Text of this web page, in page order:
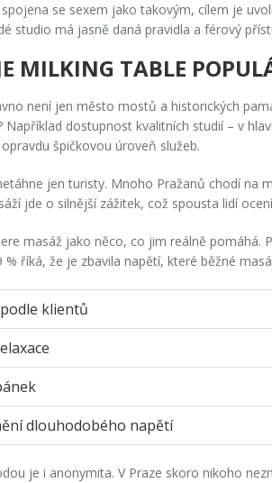
spojena se sexem jako takovým, cílem je
studio má jasně daná pravidla a férový
MILKING TABLE
není jen město mostů a historických
Například dostupnost kvalitních studií – v
špičkovou úroveň služeb.
jen turisty. Mnoho Pražanů chodí na
jde o silnější zážitek, což spousta lidí
masáž jako něco, co jim reálně pomáhá.
% říká, že je zbavila napětí, které běžné
klientů
dlouhodobého napětí
je i anonymita. V Praze skoro nikoho